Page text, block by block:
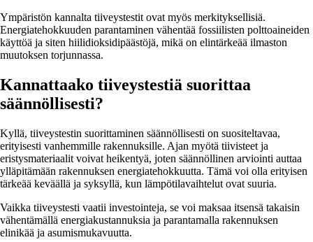
Ympäristön kannalta tiiveystestit ovat myös merkityksellisiä.
Energiatehokkuuden parantaminen vähentää fossiilisten polttoaineiden
käyttöä ja siten hiilidioksidipäästöjä, mikä on elintärkeää ilmaston
muutoksen torjunnassa.
Kannattaako tiiveystestiä suorittaa
säännöllisesti?
Kyllä, tiiveystestin suorittaminen säännöllisesti on suositeltavaa,
erityisesti vanhemmille rakennuksille. Ajan myötä tiivisteet ja
eristysmateriaalit voivat heikentyä, joten säännöllinen arviointi auttaa
ylläpitämään rakennuksen energiatehokkuutta. Tämä voi olla erityisen
tärkeää keväällä ja syksyllä, kun lämpötilavaihtelut ovat suuria.
Vaikka tiiveystesti vaatii investointeja, se voi maksaa itsensä takaisin
vähentämällä energiakustannuksia ja parantamalla rakennuksen
elinikää ja asumismukavuutta.